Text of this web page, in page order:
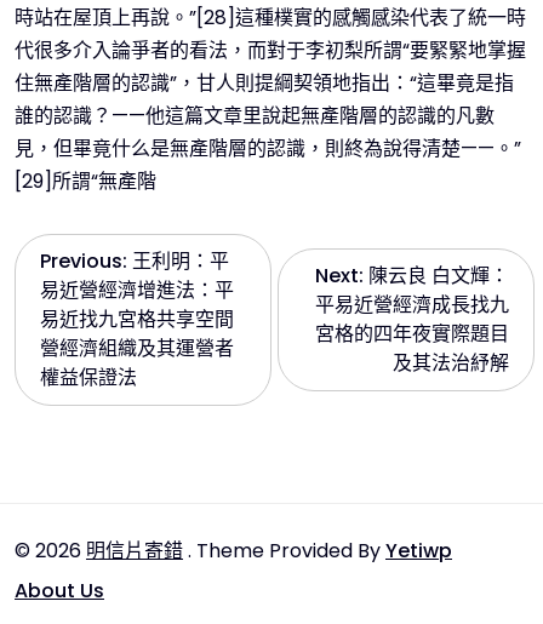
時站在屋頂上再說。”[28]這種樸實的感觸感染代表了統一時
代很多介入論爭者的看法，而對于李初梨所謂“要緊緊地掌握
住無產階層的認識”，甘人則提綱契領地指出：“這畢竟是指
誰的認識？——他這篇文章里說起無產階層的認識的凡數
見，但畢竟什么是無產階層的認識，則終為說得清楚——。”
[29]所謂“無產階
文
章
導
Previous: 王利明：平
易近營經濟增進法：平
易近找九宮格共享空間
營經濟組織及其運營者
權益保證法
Next: 陳云良 白文輝：
平易近營經濟成長找九
宮格的四年夜實際題目
及其法治紓解
© 2026 明信片寄錯. Theme Provided ByYetiwp
About Us